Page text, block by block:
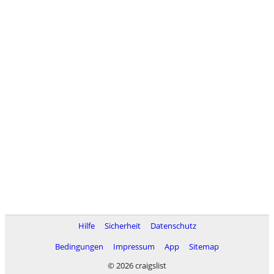
Hilfe Sicherheit
Datenschutz
Bedingungen
Impressum App
Sitemap
© 2026 craigslist